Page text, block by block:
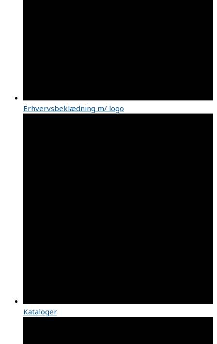
Erhvervsbeklædning m/ logo
Kataloger